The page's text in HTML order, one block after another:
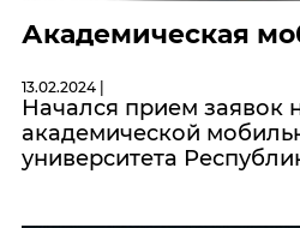
Академическая
13.02.2024 |
Начался прием заявок
академической
университета